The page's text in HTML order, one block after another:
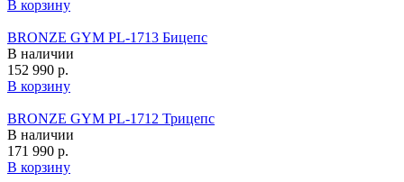
В корзину
BRONZE GYM PL-1713 Бицепс
В наличии
152 990 р.
В корзину
BRONZE GYM PL-1712 Трицепс
В наличии
171 990 р.
В корзину